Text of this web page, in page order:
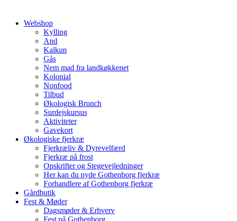
Webshop
Kylling
And
Kalkun
Gås
Nem mad fra landkøkkenet
Kolonial
Nonfood
Tilbud
Økologisk Brunch
Surdejskursus
Aktiviteter
Gavekort
Økologiske fjerkræ
Fjerkræliv & Dyrevelfærd
Fjerkræ på frost
Opskrifter og Stegevejledninger
Her kan du nyde Gothenborg fjerkræ
Forhandlere af Gothenborg fjerkræ
Gårdbutik
Fest & Møder
Dagsmøder & Erhverv
Fest på Gothenborg